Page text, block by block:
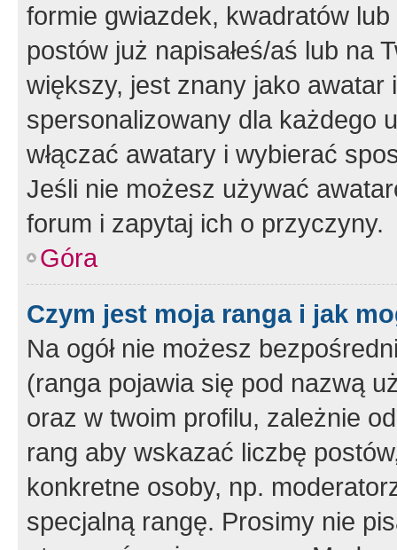
formie gwiazdek, kwadratów
postów już napisałeś/aś lub na
większy, jest znany jako
spersonalizowany dla każdego
włączać awatary i wybierać
Jeśli nie możesz używać
forum i zapytaj ich o przyczyny.
Góra
Czym jest moja ranga i jak
Na ogół nie możesz
(ranga pojawia się pod nazwą
oraz w twoim profilu, zależnie
rang aby wskazać liczbę
konkretne osoby, np.
specjalną rangę. Prosimy nie